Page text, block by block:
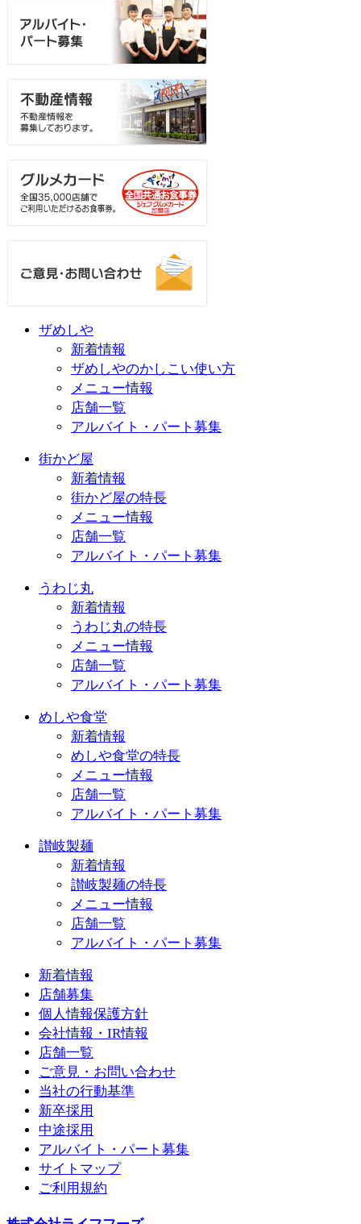
ザめしや
新着情報
ザめしやのかしこい使い方
メニュー情報
店舗一覧
アルバイト・パート募集
街かど屋
新着情報
街かど屋の特長
メニュー情報
店舗一覧
アルバイト・パート募集
うわじ丸
新着情報
うわじ丸の特長
メニュー情報
店舗一覧
アルバイト・パート募集
めしや食堂
新着情報
めしや食堂の特長
メニュー情報
店舗一覧
アルバイト・パート募集
讃岐製麺
新着情報
讃岐製麺の特長
メニュー情報
店舗一覧
アルバイト・パート募集
新着情報
店舗募集
個人情報保護方針
会社情報・IR情報
店舗一覧
ご意見・お問い合わせ
当社の行動基準
新卒採用
中途採用
アルバイト・パート募集
サイトマップ
ご利用規約